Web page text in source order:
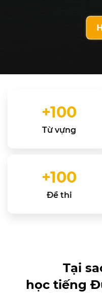
+100
Từ vựng
+100
Đề thi
Tại
học tiếng